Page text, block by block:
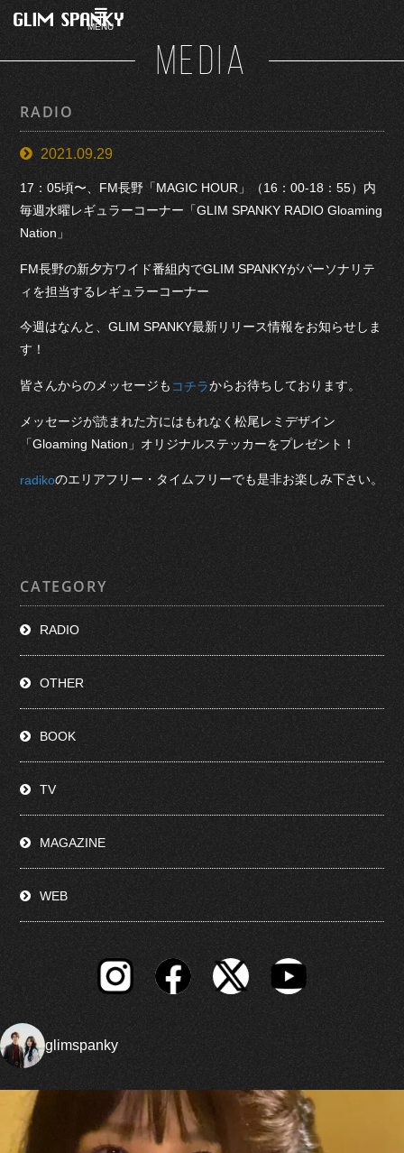
MENU
MEDIA
RADIO
2021.09.29
17：05頃〜、FM長野「MAGIC HOUR」（16：00-18：55）内
毎週水曜レギュラーコーナー「GLIM SPANKY RADIO Gloaming
Nation」
FM長野の新夕方ワイド番組内でGLIM SPANKYがパーソナリテ
ィを担当するレギュラーコーナー
今週はなんと、GLIM SPANKY最新リリース情報をお知らせしま
す！
皆さんからのメッセージも コチラからお待ちしております。
メッセージが読まれた方にはもれなく松尾レミデザイン
「Gloaming Nation」オリジナルステッカーをプレゼント！
radikoのエリアフリー・タイムフリーでも是非お楽しみ下さい。
CATEGORY
RADIO
OTHER
BOOK
TV
MAGAZINE
WEB
glimspanky